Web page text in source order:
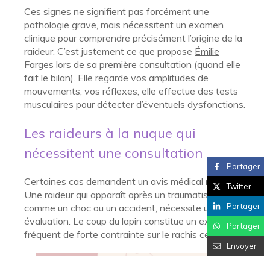
Ces signes ne signifient pas forcément une
pathologie grave, mais nécessitent un examen
clinique pour comprendre précisément l’origine de la
raideur. C’est justement ce que propose Émilie
Farges lors de sa première consultation (quand elle
fait le bilan). Elle regarde vos amplitudes de
mouvements, vos réflexes, elle effectue des tests
musculaires pour détecter d’éventuels dysfonctions.
Les raideurs à la nuque qui
nécessitent une consultation
Certaines cas demandent un avis médical rapide.
Une raideur qui apparaît après un traumatisme,
comme un choc ou un accident, nécessite une
évaluation. Le coup du lapin constitue un exemple
fréquent de forte contrainte sur le rachis cervical.
Partager
Twitter
Partager
Partager
Envoyer